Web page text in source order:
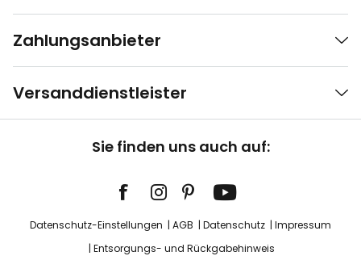
Zahlungsanbieter
Versanddienstleister
Sie finden uns auch auf:
Datenschutz-Einstellungen AGB Datenschutz
Impressum
Entsorgungs- und Rückgabehinweis